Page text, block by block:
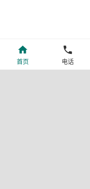
首页 电话